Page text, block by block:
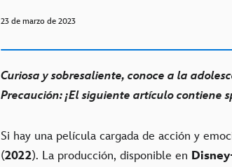
23 de marzo de 2023
Curiosa y sobresaliente, conoce a la
Precaución: ¡El siguiente artículo contiene
Si hay una película cargada de acción y
(2022). La producción, disponible en